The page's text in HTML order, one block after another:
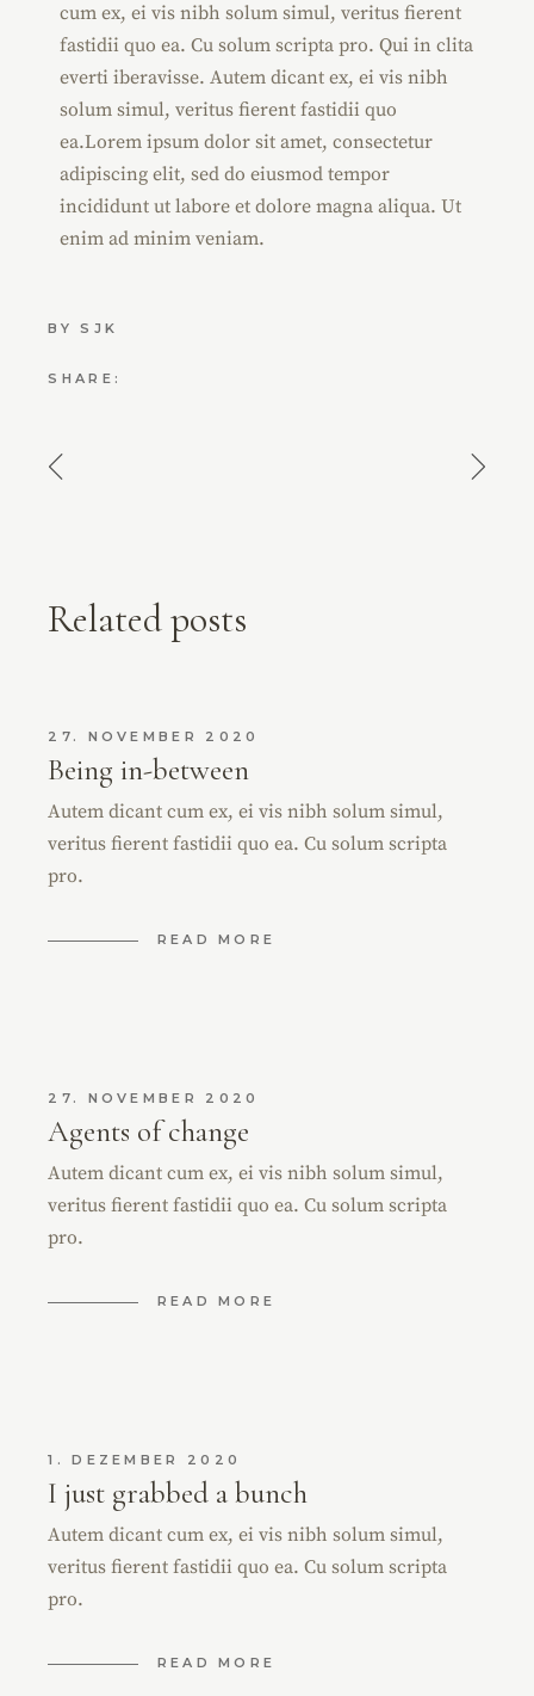
cum ex, ei vis nibh solum simul, veritus fierent
fastidii quo ea. Cu solum scripta pro. Qui in clita
everti iberavisse. Autem dicant ex, ei vis nibh
solum simul, veritus fierent fastidii quo
ea.Lorem ipsum dolor sit amet, consectetur
adipiscing elit, sed do eiusmod tempor
incididunt ut labore et dolore magna aliqua. Ut
enim ad minim veniam.
BY SJK
SHARE:
Related posts
27. NOVEMBER 2020
Being in-between
Autem dicant cum ex, ei vis nibh solum simul,
veritus fierent fastidii quo ea. Cu solum scripta
pro.
READ MORE
27. NOVEMBER 2020
Agents of change
Autem dicant cum ex, ei vis nibh solum simul,
veritus fierent fastidii quo ea. Cu solum scripta
pro.
READ MORE
1. DEZEMBER 2020
I just grabbed a bunch
Autem dicant cum ex, ei vis nibh solum simul,
veritus fierent fastidii quo ea. Cu solum scripta
pro.
READ MORE